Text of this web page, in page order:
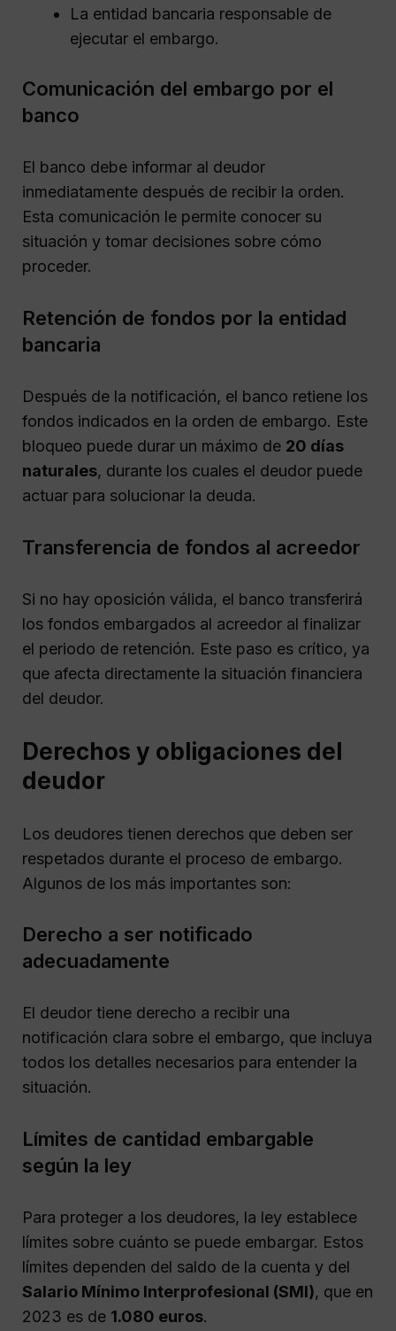
La entidad bancaria responsable de
ejecutar el embargo.
Comunicación del embargo por el
banco
El banco debe informar al deudor
inmediatamente después de recibir la orden.
Esta comunicación le permite conocer su
situación y tomar decisiones sobre cómo
proceder.
Retención de fondos por la entidad
bancaria
Después de la notificación, el banco retiene los
fondos indicados en la orden de embargo. Este
bloqueo puede durar un máximo de 20 días
naturales, durante los cuales el deudor puede
actuar para solucionar la deuda.
Transferencia de fondos al acreedor
Si no hay oposición válida, el banco transferirá
los fondos embargados al acreedor al finalizar
el periodo de retención. Este paso es crítico, ya
que afecta directamente la situación financiera
del deudor.
Derechos y obligaciones del
deudor
Los deudores tienen derechos que deben ser
respetados durante el proceso de embargo.
Algunos de los más importantes son:
Derecho a ser notificado
adecuadamente
El deudor tiene derecho a recibir una
notificación clara sobre el embargo, que incluya
todos los detalles necesarios para entender la
situación.
Límites de cantidad embargable
según la ley
Para proteger a los deudores, la ley establece
límites sobre cuánto se puede embargar. Estos
límites dependen del saldo de la cuenta y del
Salario Mínimo Interprofesional (SMI), que en
2023 es de 1.080 euros.